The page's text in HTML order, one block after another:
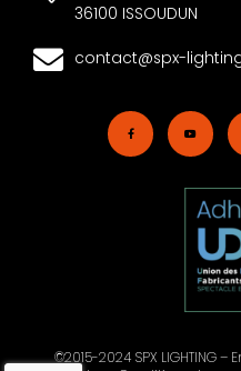
36100 ISSOUDUN
contact@spx-
©2015-2024 SPX LIGHTING